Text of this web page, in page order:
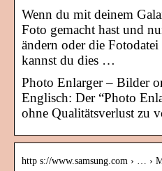
Wenn du mit deinem
Foto gemacht hast und
ändern oder die
kannst du dies …
Photo Enlarger – Bilder
Englisch: Der “Photo
ohne Qualitätsverlust zu
http s://www.samsung.com › … ›